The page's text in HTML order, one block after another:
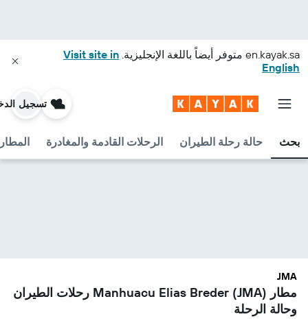
en.kayak.sa متوفر أيضاً باللغة الإنجليزية. Visit site in
English
بحث حالة رحلة الطيران الرحلات القادمة والمغادرة
تسجيل
JMA
مطار Manhuacu Elias Breder (JMA) رحلات الطيران
وحالة الرحلة